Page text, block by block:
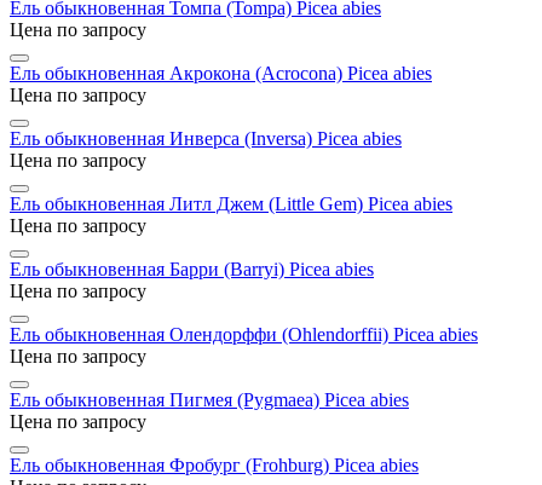
Ель обыкновенная Томпа (Tompa) Picea abies
Цена по запросу
Ель обыкновенная Акрокона (Acrocona) Picea abies
Цена по запросу
Ель обыкновенная Инверса (Inversa) Picea abies
Цена по запросу
Ель обыкновенная Литл Джем (Little Gem) Picea abies
Цена по запросу
Ель обыкновенная Барри (Barryi) Picea abies
Цена по запросу
Ель обыкновенная Олендорффи (Ohlendorffii) Picea abies
Цена по запросу
Ель обыкновенная Пигмея (Pygmaea) Picea abies
Цена по запросу
Ель обыкновенная Фробург (Frohburg) Picea abies